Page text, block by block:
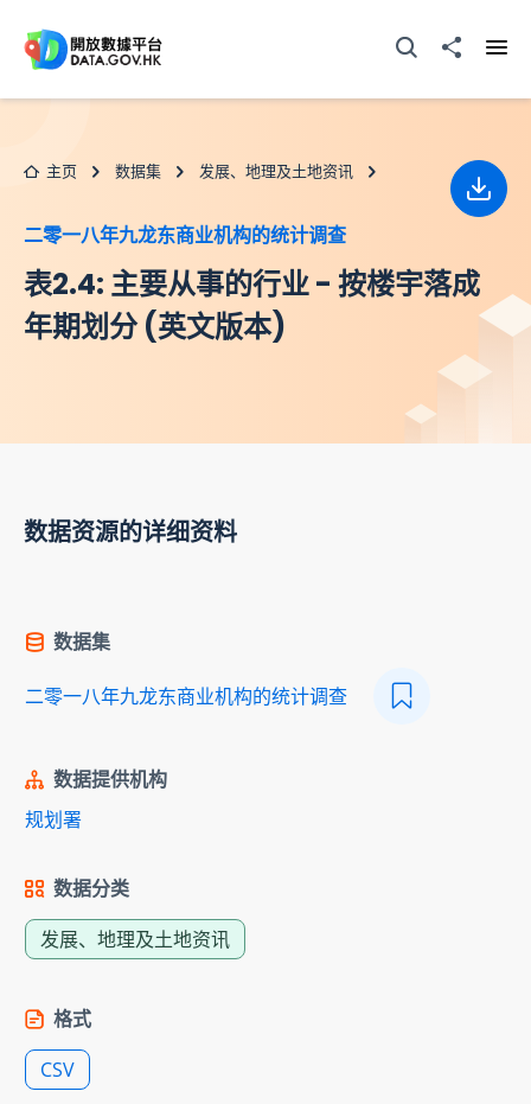
打开搜寻器分享至
主页 数据集 发展、地理及土地资讯
二零一八年九龙东商业机构的统计调查
表2.4: 主要从事的行业 - 按楼宇落成
年期划分 (英文版本)
下载
数据资源的详细资料
数据集
二零一八年九龙东商业机构的统计调查
数据提供机构
规划署
数据分类
发展、地理及土地资讯
格式
CSV